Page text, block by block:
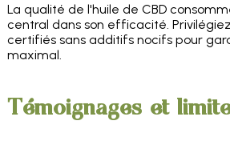
La qualité de l'huile de CBD
central dans son efficacité.
certifiés sans additifs nocifs pour
maximal.
Témoignages et